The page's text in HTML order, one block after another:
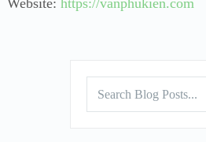
Website: https://vanphukien.com